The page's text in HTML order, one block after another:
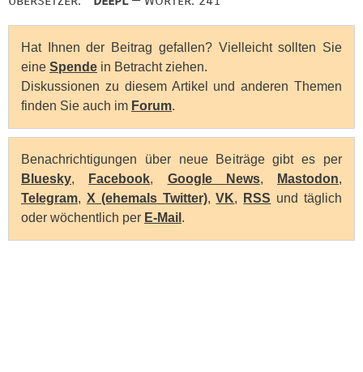
Hat Ihnen der Beitrag gefallen? Vielleicht sollten Sie
eine Spende in Betracht ziehen.
Diskussionen zu diesem Artikel und anderen Themen
finden Sie auch im Forum.
Benachrichtigungen über neue Beiträge gibt es per
Bluesky, Facebook, Google News, Mastodon,
Telegram, X (ehemals Twitter),VK, RSS und täglich
oder wöchentlich per E-Mail .